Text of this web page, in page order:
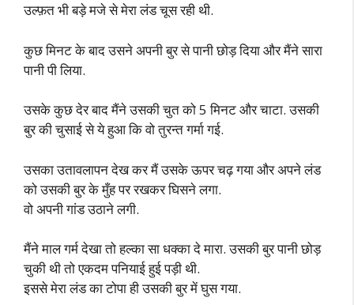
उल्फ़त भी बड़े मजे से मेरा लंड चूस रही थी.
कुछ मिनट के बाद उसने अपनी बुर से पानी छोड़ दिया और मैंने सारा
पानी पी लिया.
उसके कुछ देर बाद मैंने उसकी चुत को 5 मिनट और चाटा. उसकी
बुर की चुसाई से ये हुआ कि वो तुरन्त गर्मा गई.
उसका उतावलापन देख कर मैं उसके ऊपर चढ़ गया और अपने लंड
को उसकी बुर के मुँह पर रखकर घिसने लगा.
वो अपनी गांड उठाने लगी.
मैंने माल गर्म देखा तो हल्का सा धक्का दे मारा. उसकी बुर पानी छोड़
चुकी थी तो एकदम पनियाई हुई पड़ी थी.
इससे मेरा लंड का टोपा ही उसकी बुर में घुस गया.